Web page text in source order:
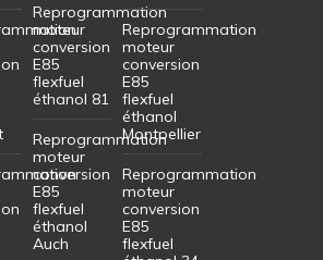
Reprogrammation
moteur
conversion
E85
flexfuel
éthanol 81
Reprogrammation
moteur
conversion
E85
flexfuel
éthanol
Auch
Reprogrammation
moteur
conversion
E85
flexfuel
éthanol
Montpellier
Reprogrammation
moteur
conversion
E85
flexfuel